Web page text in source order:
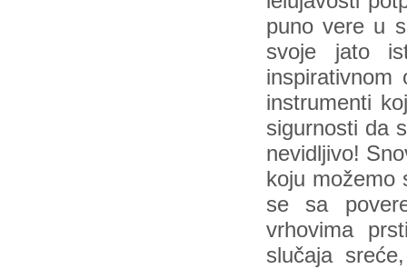
puno vere u
svoje jato
inspirativnom
instrumenti
sigurnosti da
nevidljivo!
koju možemo
se sa
vrhovima
slučaja